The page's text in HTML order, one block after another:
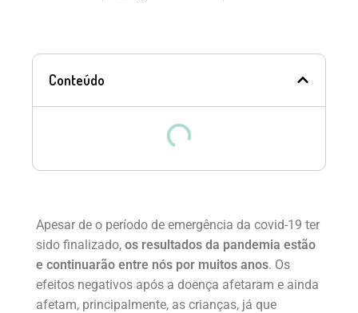
Conteúdo
Apesar de o período de emergência da covid-19 ter
sido finalizado, os resultados da pandemia estão
e continuarão entre nós por muitos anos. Os
efeitos negativos após a doença afetaram e ainda
afetam, principalmente, as crianças, já que